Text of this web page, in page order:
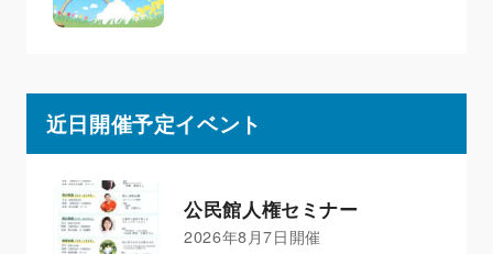
近日開催予定イベント
公民館人権セミナー
2026年8月7日開催